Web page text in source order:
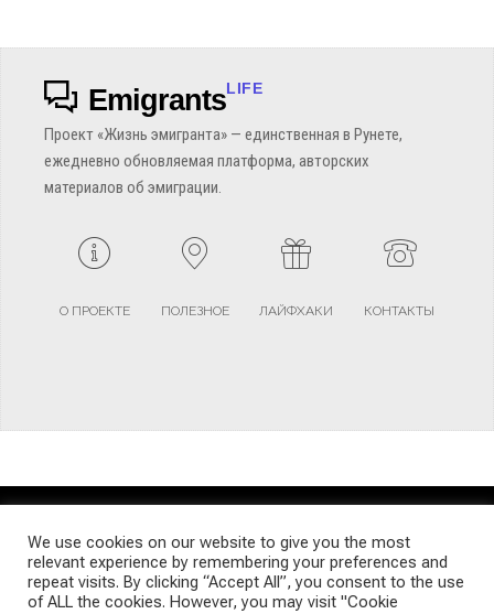
EmigrantsLIFE
Проект «Жизнь эмигранта» — единственная в Рунете,
ежедневно обновляемая платформа, авторских
материалов об эмиграции.
О ПРОЕКТЕ ПОЛЕЗНОЕ ЛАЙФХАКИ КОНТАКТЫ
TERMS AND CONDITIONS PRIVACY POLICY SITEMAP
© Emigrants Life WordPress Theme by TagDiv
We use cookies on our website to give you the most
relevant experience by remembering your preferences and
repeat visits. By clicking “Accept All”, you consent to the use
of ALL the cookies. However, you may visit "Cookie